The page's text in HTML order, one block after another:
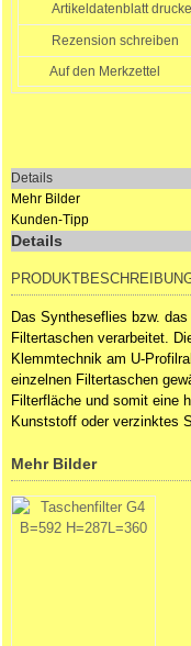
Artikeldatenblatt
Rezension schreiben
Details
Mehr Bilder
Kunden-Tipp
Details
Das Syntheseflies bzw.
Filtertaschen verarbeitet.
Klemmtechnik am U-
einzelnen Filtertaschen
Filterfläche und somit eine
Kunststoff oder verzinktes
Mehr Bilder